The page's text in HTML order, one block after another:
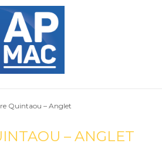
Quintaou – Anglet
– ANGLET